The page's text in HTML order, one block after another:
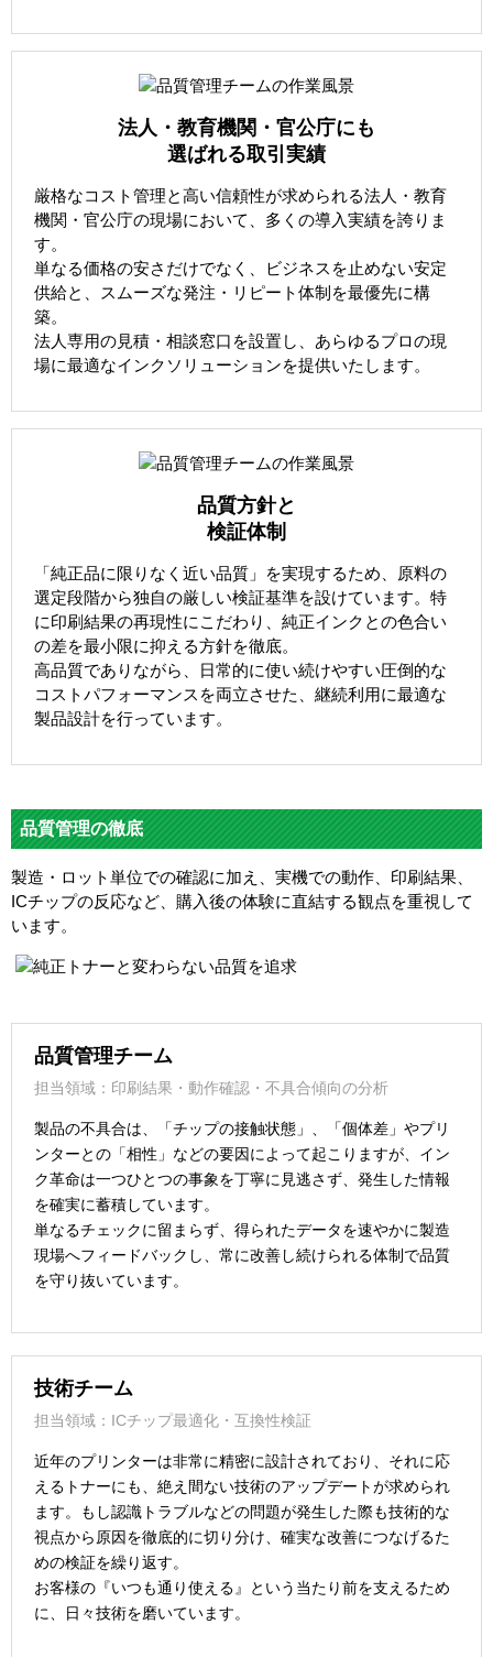
法人・教育機関・官公庁にも
選ばれる取引実績
厳格なコスト管理と高い信頼性が求められる法人・教育
機関・官公庁の現場において、多くの導入実績を誇りま
す。
単なる価格の安さだけでなく、ビジネスを止めない安定
供給と、スムーズな発注・リピート体制を最優先に構
築。
法人専用の見積・相談窓口を設置し、あらゆるプロの現
場に最適なインクソリューションを提供いたします。
品質方針と
検証体制
「純正品に限りなく近い品質」を実現するため、原料の
選定段階から独自の厳しい検証基準を設けています。特
に印刷結果の再現性にこだわり、純正インクとの色合い
の差を最小限に抑える方針を徹底。
高品質でありながら、日常的に使い続けやすい圧倒的な
コストパフォーマンスを両立させた、継続利用に最適な
製品設計を行っています。
品質管理の徹底
製造・ロット単位での確認に加え、実機での動作、印刷結果、
ICチップの反応など、購入後の体験に直結する観点を重視して
います。
品質管理チーム
担当領域：印刷結果・動作確認・不具合傾向の分析
製品の不具合は、「チップの接触状態」、「個体差」やプリ
ンターとの「相性」などの要因によって起こりますが、イン
ク革命は一つひとつの事象を丁寧に見逃さず、発生した情報
を確実に蓄積しています。
単なるチェックに留まらず、得られたデータを速やかに製造
現場へフィードバックし、常に改善し続けられる体制で品質
を守り抜いています。
技術チーム
担当領域：ICチップ最適化・互換性検証
近年のプリンターは非常に精密に設計されており、それに応
えるトナーにも、絶え間ない技術のアップデートが求められ
ます。もし認識トラブルなどの問題が発生した際も技術的な
視点から原因を徹底的に切り分け、確実な改善につなげるた
めの検証を繰り返す。
お客様の『いつも通り使える』という当たり前を支えるため
に、日々技術を磨いています。